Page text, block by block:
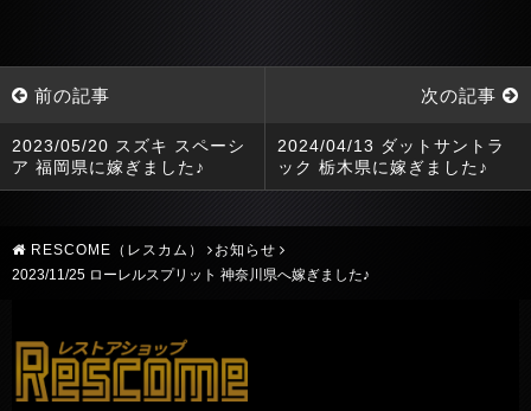
前の記事
2023/05/20 スズキ スペーシ
ア 福岡県に嫁ぎました♪
次の記事
2024/04/13 ダットサントラ
ック 栃木県に嫁ぎました♪
RESCOME（レスカム）
お知らせ
2023/11/25 ローレルスプリット 神奈川県へ嫁ぎました♪